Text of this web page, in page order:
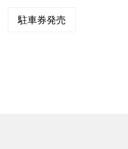
駐車券発売